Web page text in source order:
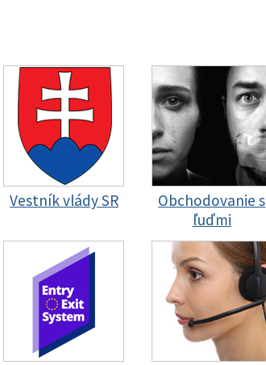
Vestník vlády SR
Obchodovanie s
ľuďmi